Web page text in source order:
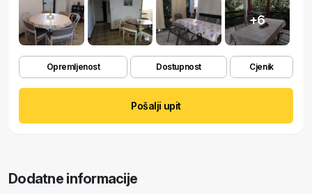
+6
Opremljenost Dostupnost Cjenik
Pošalji upit
Dodatne informacije